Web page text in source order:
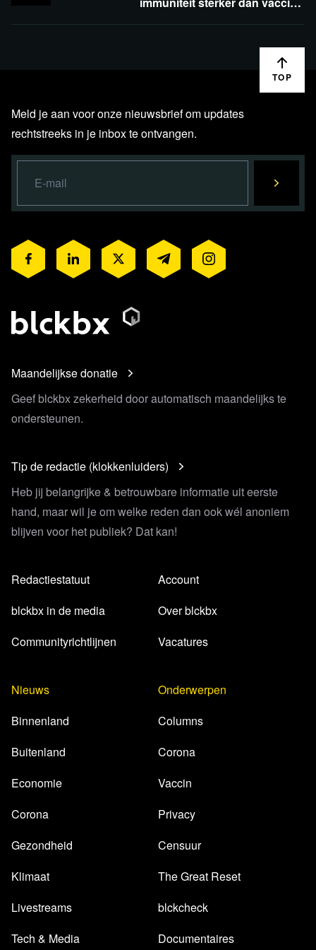
TOP
Meld je aan voor onze nieuwsbrief om updates
rechtstreeks in je inbox te ontvangen.
Maandelijkse donatie
Geef blckbx zekerheid door automatisch maandelijks te
ondersteunen.
Tip de redactie (klokkenluiders)
Heb jij belangrijke & betrouwbare informatie uit eerste
hand, maar wil je om welke reden dan ook wél anoniem
blijven voor het publiek? Dat kan!
Redactiestatuut
blckbx in de media
Communityrichtlijnen
Account
Over blckbx
Vacatures
Nieuws
Binnenland
Buitenland
Economie
Corona
Gezondheid
Klimaat
Livestreams
Tech & Media
Onderwerpen
Columns
Corona
Vaccin
Privacy
Censuur
The Great Reset
blckcheck
Documentaires